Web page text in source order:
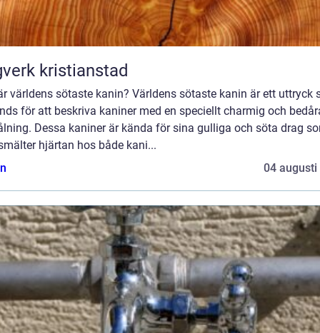
kristianstad
världens sötaste kanin? Världens sötaste kanin är ett uttryck
för att beskriva kaniner med en speciellt charmig och
Dessa kaniner är kända för sina gulliga och söta drag
hjärtan hos både kani...
04 augusti